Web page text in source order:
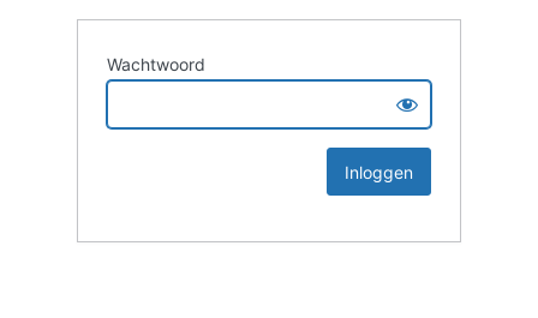
Wachtwoord